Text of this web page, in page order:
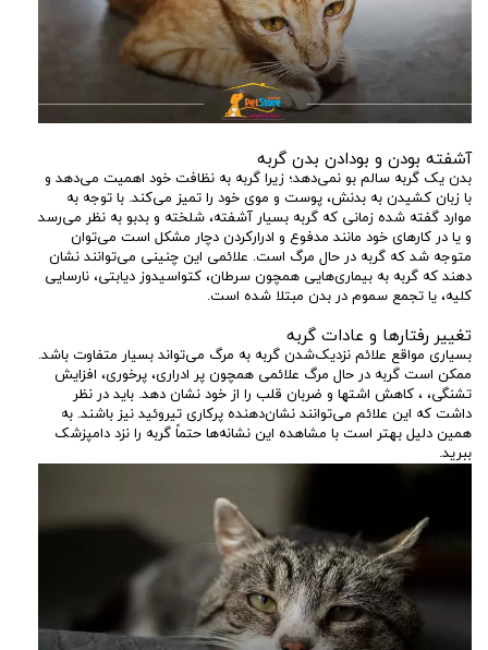
آشفته بودن و بودادن بدن گربه
بدن یک گربه سالم بو نمی‌دهد؛ زیرا گربه به نظافت خود اهمیت می‌دهد و
با زبان کشیدن به بدنش، پوست و موی خود را تمیز می‌کند. با توجه به
موارد گفته شده زمانی که گربه بسیار آشفته، شلخته و بدبو به نظر می‌رسد
و یا در کارهای خود مانند مدفوع و ادرارکردن دچار مشکل است می‌توان
متوجه شد که گربه در حال مرگ است. علائمی این چنینی می‌توانند نشان
دهند که گربه به بیماری‌هایی همچون سرطان، کتواسیدوز دیابتی، نارسایی
کلیه، یا تجمع سموم در بدن مبتلا شده است.
تغییر رفتارها و عادات گربه
بسیاری مواقع علائم نزدیک‌شدن گربه به مرگ می‌تواند بسیار متفاوت باشد.
ممکن است گربه در حال مرگ علائمی همچون پر ادراری، پرخوری، افزایش
تشنگی، ، کاهش اشتها و ضربان قلب را از خود نشان دهد. باید در نظر
داشت که این علائم می‌توانند نشان‌دهنده پرکاری تیروئید نیز باشند. به
همین دلیل بهتر است با مشاهده این نشانه‌ها حتماً گربه را نزد دامپزشک
ببرید.